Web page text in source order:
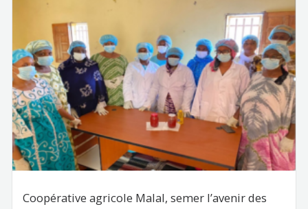
Coopérative agricole Malal, semer l’avenir des